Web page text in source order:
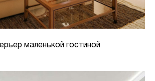
маленькой гостиной